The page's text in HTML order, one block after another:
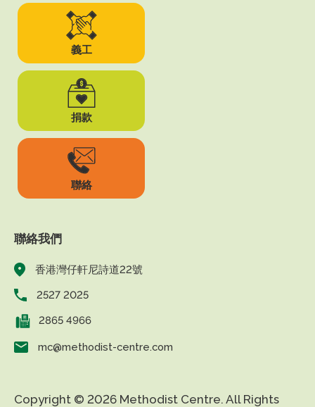
義工
捐款
聯絡
聯絡我們
香港灣仔軒尼詩道22號
2527 2025
2865 4966
mc@methodist-centre.com
Copyright © 2026 Methodist Centre. All Rights